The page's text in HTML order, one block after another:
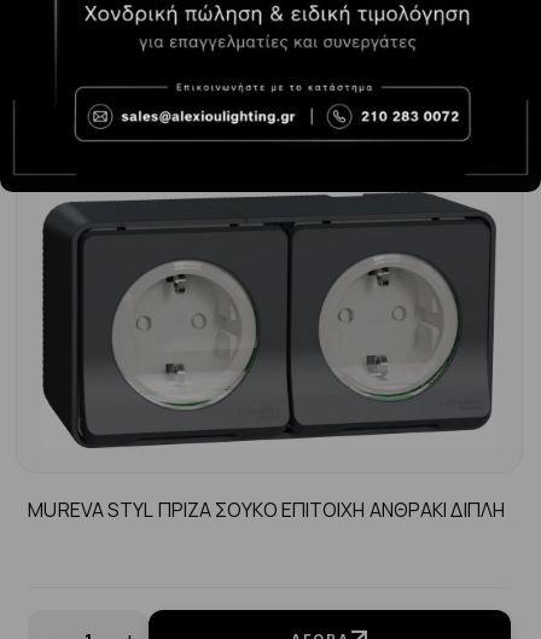
+ ΑΓΟΡΆ
MUREVA STYL ΠΡΙΖΑ ΣΟΥΚΟ ΕΠΙΤΟΙΧΗ ΑΝΘΡΑΚΙ ΔΙΠΛΗ